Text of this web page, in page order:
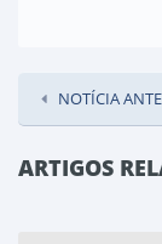
NOTÍCIA
ARTIGOS